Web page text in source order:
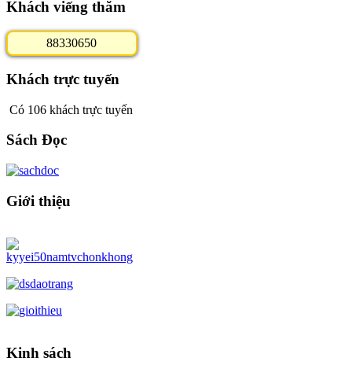
Khách viếng thăm
88330650
Khách trực tuyến
Có 106 khách trực tuyến
Sách Đọc
Giới thiệu
Kinh sách